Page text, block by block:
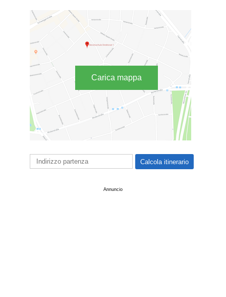
Carica mappa
Annuncio